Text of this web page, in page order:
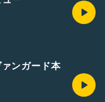
ンガード本